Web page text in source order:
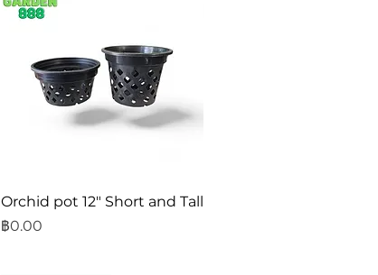
ดูข้อมูลด่วน
Orchid pot 12" Short and Tall
ราคา
฿0.00